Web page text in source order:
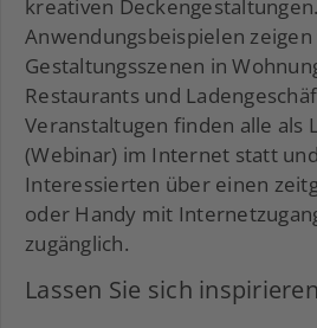
kreativen
Anwendungsbeispielen
Gestaltungsszenen in
Restaurants und
Veranstaltugen finden alle als
(Webinar) im Internet statt
Interessierten über einen
oder Handy mit
zugänglich.
Lassen Sie sich